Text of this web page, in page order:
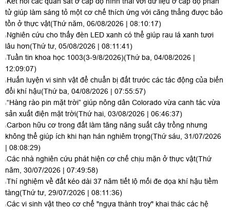
tử giúp làm sáng tỏ một cơ chế thích ứng với căng thẳng được bảo
tồn ở thực vật(Thứ năm, 06/08/2026 | 08:10:17)
Nghiên cứu cho thấy đèn LED xanh có thể giúp rau lá xanh tươi
lâu hơn(Thứ tư, 05/08/2026 | 08:11:41)
Tuần tin khoa học 1003(3-9/8/2026)(Thứ ba, 04/08/2026 |
12:09:07)
Huấn luyện vi sinh vật để chuẩn bị đất trước các tác động của biến
đổi khí hậu(Thứ ba, 04/08/2026 | 07:55:57)
“Hàng rào pin mặt trời” giúp nông dân Colorado vừa canh tác vừa
sản xuất điện mặt trời(Thứ hai, 03/08/2026 | 06:46:37)
Carbon hữu cơ trong đất làm tăng năng suất cây trồng nhưng
không thể giúp ích khi hạn hán nghiêm trọng(Thứ sáu, 31/07/2026
| 08:08:29)
Các nhà nghiên cứu phát hiện cơ chế chịu mặn ở thực vật(Thứ
năm, 30/07/2026 | 07:49:58)
Thí nghiệm về đất kéo dài 37 năm tiết lộ mối đe dọa khí hậu tiềm
tàng(Thứ tư, 29/07/2026 | 08:11:36)
Các vi sinh vật theo cơ chế "ngựa thành troy" khai thác các hệ